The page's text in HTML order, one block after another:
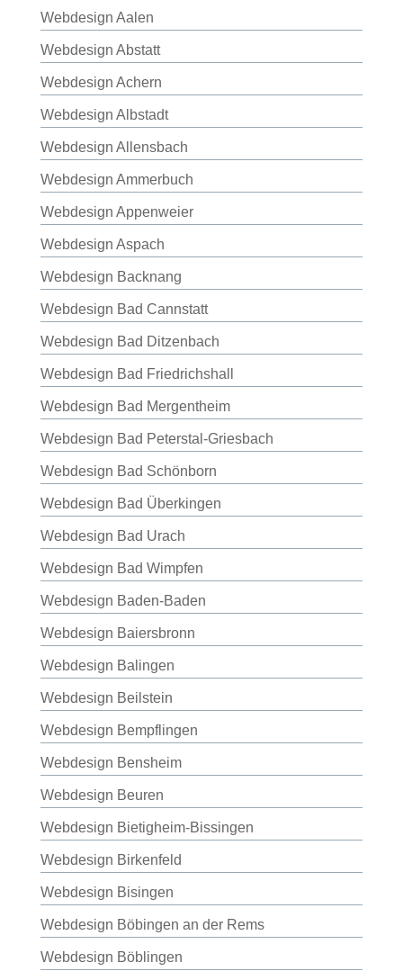
Webdesign Aalen
Webdesign Abstatt
Webdesign Achern
Webdesign Albstadt
Webdesign Allensbach
Webdesign Ammerbuch
Webdesign Appenweier
Webdesign Aspach
Webdesign Backnang
Webdesign Bad Cannstatt
Webdesign Bad Ditzenbach
Webdesign Bad Friedrichshall
Webdesign Bad Mergentheim
Webdesign Bad Peterstal-Griesbach
Webdesign Bad Schönborn
Webdesign Bad Überkingen
Webdesign Bad Urach
Webdesign Bad Wimpfen
Webdesign Baden-Baden
Webdesign Baiersbronn
Webdesign Balingen
Webdesign Beilstein
Webdesign Bempflingen
Webdesign Bensheim
Webdesign Beuren
Webdesign Bietigheim-Bissingen
Webdesign Birkenfeld
Webdesign Bisingen
Webdesign Böbingen an der Rems
Webdesign Böblingen